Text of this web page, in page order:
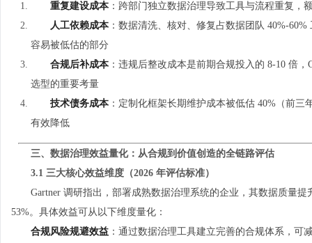
重复建设成本 ：跨部门独立数据治理导致工具与流程重复，
人工依赖成本 ：数据清洗、核对、修复占数据团队 40%-
容易被低估的部分
合规后补成本 ：违规后整改成本是前期合规投入的 8-10 倍
选型的重要考量
技术债务成本 ：定制化框架长期维护成本被低估 40%（前
有效降低
三、数据治理效益量化：从合规到价值创造的全链路评估
3.1 三大核心效益维度（2026 年评估标准）
Gartner 调研指出，部署成熟数据治理系统的企业，其数据质量
53%。具体效益可从以下维度量化：
合规风险规避效益 ：通过数据治理工具建立完善的合规体系，可